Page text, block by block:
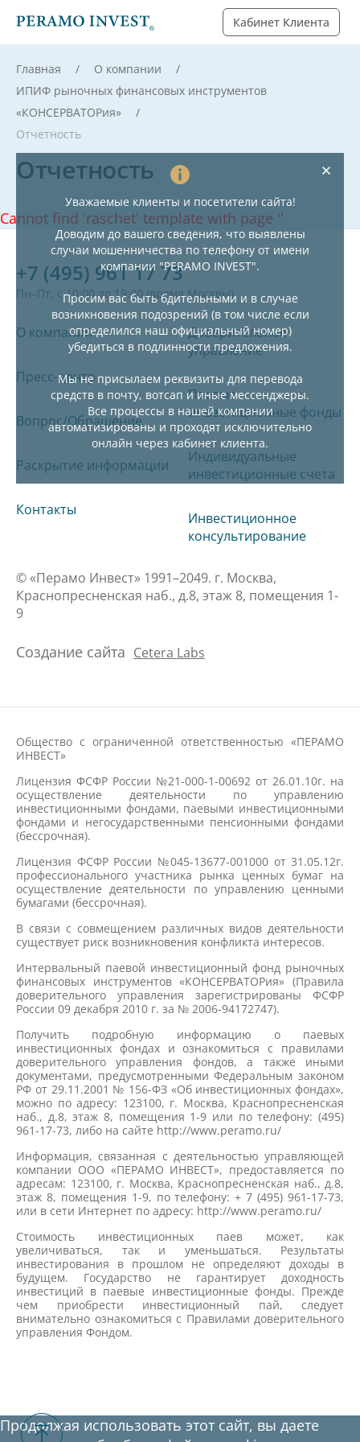
Кабинет Клиента
Главная
О компании
ИПИФ рыночных финансовых инструментов
«КОНСЕРВАТОРия»
Отчетность
Отчетность
Cannot find 'raschet' template with page ''
О компании
Пресс-центр
Вопрос/Обращение
Раскрытие информации
Контакты
Доверительное
управление
Паевые
инвестиционные фонды
Индивидуальные
инвестиционные счета
Инвестиционное
консультирование
+7 (495) 961 17 73
Пн–Пт, с 10:00 до 19:00 (время Москвы)
© «Перамо Инвест» 1991–2049. г. Москва,
Краснопресненская наб., д.8, этаж 8, помещения 1-
9
Создание сайта Cetera Labs
Общество с ограниченной ответственностью «ПЕРАМО
ИНВЕСТ»
Лицензия ФСФР России №21-000-1-00692 от 26.01.10г. на
осуществление деятельности по управлению
инвестиционными фондами, паевыми инвестиционными
фондами и негосударственными пенсионными фондами
(бессрочная).
Лицензия ФСФР России №045-13677-001000 от 31.05.12г.
профессионального участника рынка ценных бумаг на
осуществление деятельности по управлению ценными
бумагами (бессрочная).
В связи с совмещением различных видов деятельности
существует риск возникновения конфликта интересов.
Интервальный паевой инвестиционный фонд рыночных
финансовых инструментов «КОНСЕРВАТОРия» (Правила
доверительного управления зарегистрированы ФСФР
России 09 декабря 2010 г. за № 2006-94172747).
Получить подробную информацию о паевых
инвестиционных фондах и ознакомиться с правилами
доверительного управления фондов, а также иными
документами, предусмотренными Федеральным законом
РФ от 29.11.2001 № 156-ФЗ «Об инвестиционных фондах»,
можно по адресу: 123100, г. Москва, Краснопресненская
наб., д.8, этаж 8, помещения 1-9 или по телефону: (495)
961-17-73, либо на сайте http://www.peramo.ru/
Информация, связанная с деятельностью управляющей
компании ООО «ПЕРАМО ИНВЕСТ», предоставляется по
адресам: 123100, г. Москва, Краснопресненская наб., д.8,
этаж 8, помещения 1-9, по телефону: + 7 (495) 961-17-73,
или в сети Интернет по адресу: http://www.peramo.ru/
Стоимость инвестиционных паев может, как
увеличиваться, так и уменьшаться. Результаты
инвестирования в прошлом не определяют доходы в
будущем. Государство не гарантирует доходность
инвестиций в паевые инвестиционные фонды. Прежде
чем приобрести инвестиционный пай, следует
внимательно ознакомиться с Правилами доверительного
управления Фондом.
Продолжая использовать этот сайт, вы даете
Уважаемые клиенты и посетители сайта!
Доводим до вашего сведения, что выявлены
случаи мошенничества по телефону от имени
компании "PERAMO INVEST".
Просим вас быть бдительными и в случае
возникновения подозрений (в том числе если
определился наш официальный номер)
убедиться в подлинности предложения.
Мы не присылаем реквизиты для перевода
средств в почту, вотсап и иные мессенджеры.
Все процессы в нашей компании
автоматизированы и проходят исключительно
онлайн через кабинет клиента.